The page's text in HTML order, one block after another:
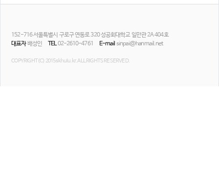
칼럼/기고 토론회자료
152-716 서울특별시 구로구 연동로 320 성공회대학교 일만관 2A 404호
대표자배성인 TEL02-2610-4761 E-mail sinpai@hanmail.net
COPYRIGHT(C) 2015 skhulu.kr. ALL RIGHTS RESERVED.